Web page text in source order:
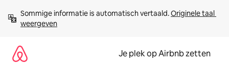
direct
naar
Sommige informatie is automatisch vertaald. Originele taal
weergeven
Je plek op Airbnb zetten